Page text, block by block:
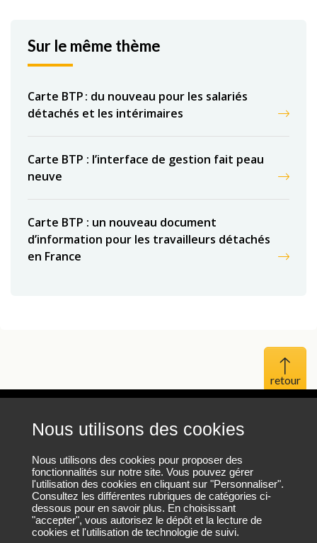
Nous utilisons des cookies
Nous utilisons des cookies pour proposer des
fonctionnalités sur notre site. Vous pouvez gérer
l'utilisation des cookies en cliquant sur "Personnaliser".
Consultez les différentes rubriques de catégories ci-
dessous pour en savoir plus. En choisissant
"accepter", vous autorisez le dépôt et la lecture de
cookies et l'utilisation de technologie de suivi.
Sur le même thème
Carte BTP : du nouveau pour les salariés
détachés et les intérimaires
Carte BTP : l’interface de gestion fait peau
neuve
Carte BTP : un nouveau document
d’information pour les travailleurs détachés
en France
Haut
Mentions légales
Protection des données personnelles
Plan du site
Nous contacter